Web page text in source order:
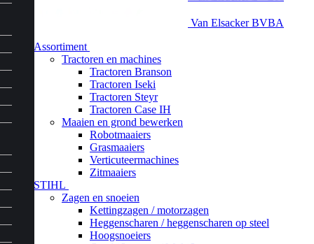
Van Elsacker BVBA
Assortiment
Tractoren en machines
Tractoren Branson
Tractoren Iseki
Tractoren Steyr
Tractoren Case IH
Maaien en grond bewerken
Robotmaaiers
Grasmaaiers
Verticuteermachines
Zitmaaiers
STIHL
Zagen en snoeien
Kettingzagen / motorzagen
Heggenscharen / heggenscharen op steel
Hoogsnoeiers